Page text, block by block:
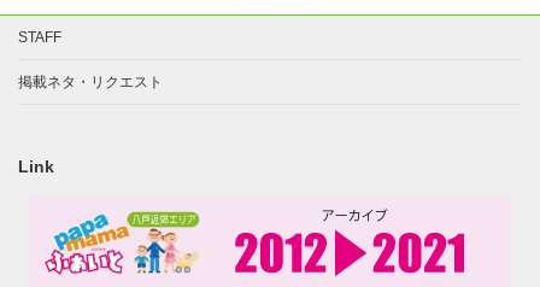
STAFF
掲載ネタ・リクエスト
Link